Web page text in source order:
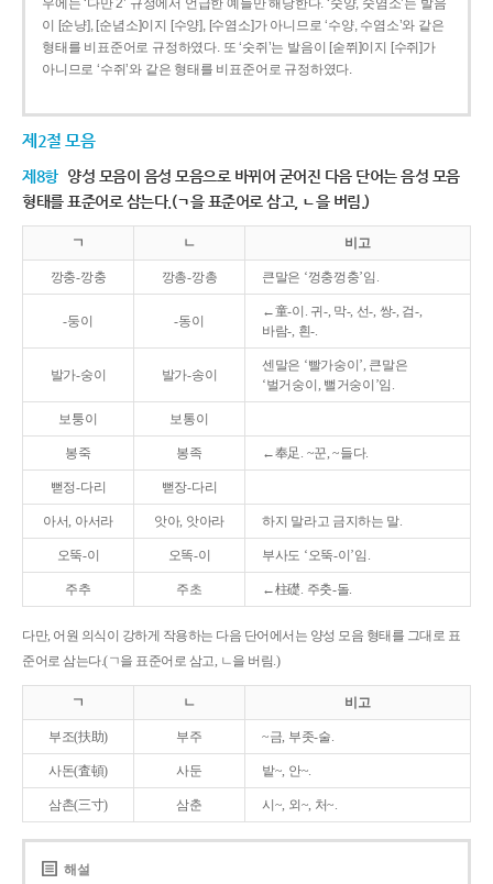
우에는 ‘다만 2’ 규정에서 언급한 예들만 해당한다. ‘숫양, 숫염소’는 발음
이 [순냥], [순념소]이지 [수양], [수염소]가 아니므로 ‘수양, 수염소’와 같은
형태를 비표준어로 규정하였다. 또 ‘숫쥐’는 발음이 [숟쮜]이지 [수쥐]가
아니므로 ‘수쥐’와 같은 형태를 비표준어로 규정하였다.
제2절 모음
제8항 양성 모음이 음성 모음으로 바뀌어 굳어진 다음 단어는 음성 모음
형태를 표준어로 삼는다.(ㄱ을 표준어로 삼고, ㄴ을 버림.)
ㄱ ㄴ 비고
깡충-깡충 깡총-깡총 큰말은 ‘껑충껑충’임.
-둥이 -동이
←童-이. 귀-, 막-, 선-, 쌍-, 검-,
바람-, 흰-.
발가-숭이 발가-송이
센말은 ‘빨가숭이’, 큰말은
‘벌거숭이, 뻘거숭이’임.
보퉁이 보통이
봉죽 봉족 ←奉足. ~꾼, ~들다.
뻗정-다리 뻗장-다리
아서, 아서라 앗아, 앗아라 하지 말라고 금지하는 말.
오뚝-이 오똑-이 부사도 ‘오뚝-이’임.
주추 주초 ←柱礎. 주춧-돌.
다만, 어원 의식이 강하게 작용하는 다음 단어에서는 양성 모음 형태를 그대로 표
준어로 삼는다.(ㄱ을 표준어로 삼고, ㄴ을 버림.)
ㄱ ㄴ 비고
부조(扶助) 부주 ~금, 부좃-술.
사돈(査頓) 사둔 밭~, 안~.
삼촌(三寸) 삼춘 시~, 외~, 처~.
해설